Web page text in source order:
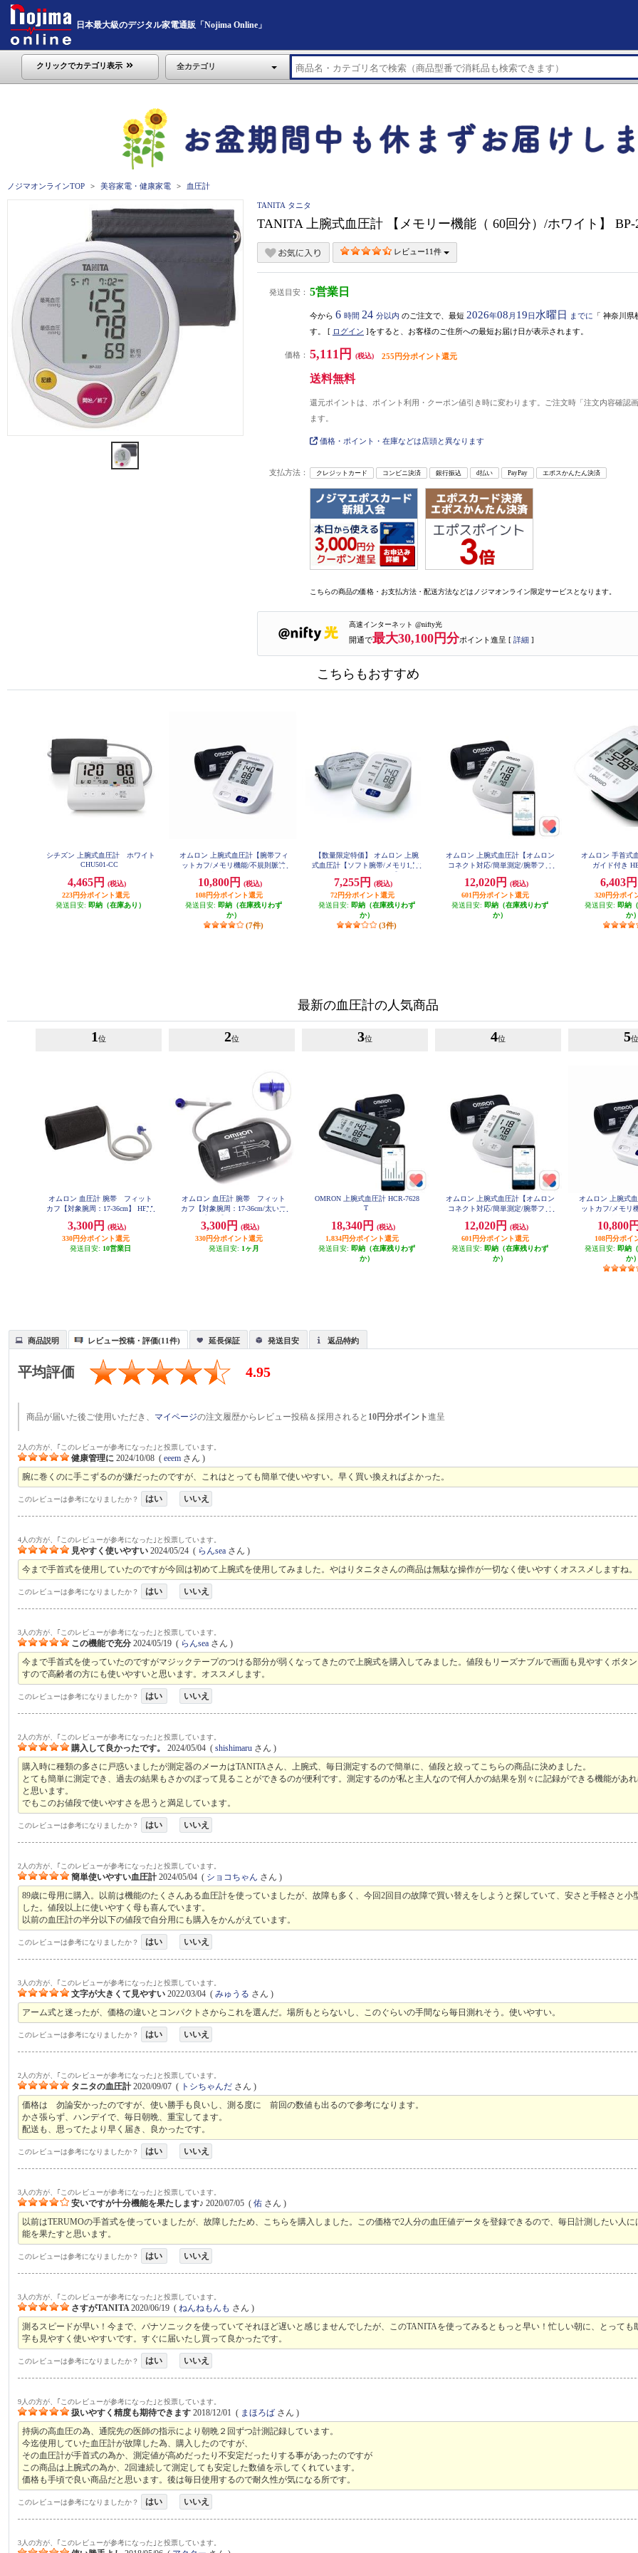
日本最大級のデジタル家電通販「Nojima Online」
クリックでカテゴリ表示 全カテゴリ
ノジマオンラインTOP 美容家電・健康家電 血圧計
TANITA タニタ
TANITA 上腕式血圧計 【メモリー機能（ 60回分）/ホワイト】 BP-
レビュー11件
発送目安： 5営業日
今から 6 時間 24 分以内 のご注文で、最短 2026年08 月 19日 水曜日 までに 「 神奈川県
す。 [ ログイン ]をすると、お客様のご住所への最短お届け日が表示されます。
価格： 5,111円 (税込) 255円分ポイント還元
送料無料
還元ポイントは、ポイント利用・クーポン値引き時に変わります。ご注文時「注文内容確認
ます。
価格・ポイント・在庫などは店頭と異なります
支払方法： クレジットカード コンビニ決済 銀行振込 d払い PayPay エポスかんたん決済
こちらの商品の価格・お支払方法・配送方法などはノジマオンライン限定サービスとなります。
高速インターネット @nifty光
開通で最大30,100円分ポイント進呈 [ 詳細 ]
こちらもおすすめ
シチズン 上腕式血圧計 ホワイト
CHU501-CC
4,465円
(税込)
223円分ポイント還元
発送目安: 即納（在庫あり）
オムロン 上腕式血圧計【腕帯フィ
ットカフ/メモリ機能/不規則脈波
ル】 HCR-7202
10,800円
(税込)
108円分ポイント還元
発送目安: 即納（在庫残りわず
か）
(7件)
【数量限定特価】 オムロン 上腕
式血圧計【ソフト腕帯/メモリ1人×
7127
7,255円
(税込)
72円分ポイント還元
発送目安: 即納（在庫残りわず
か）
(3件)
オムロン 上腕式血圧計【オムロン
コネクト対応/簡単測定/腕帯フィ
ク】 HCR-7308T2
12,020円
(税込)
601円分ポイント還元
発送目安: 即納（在庫残りわず
か）
オムロン 手首式
ガイド付き
6,403円
320円分ポイ
発送目安: 即納
か）
最新の血圧計の人気商品
1 位
オムロン 血圧計 腕帯 フィット
カフ【対象腕周：17-36cm】 HEM-
3,300円
(税込)
330円分ポイント還元
発送目安: 10営業日
2位
オムロン 血圧計 腕帯 フィット
カフ【対象腕周：17-36cm/太いエ
3,300円
(税込)
330円分ポイント還元
発送目安: 1ヶ月
3位
OMRON 上腕式血圧計 HCR-7628
T
18,340円
(税込)
1,834円分ポイント還元
発送目安: 即納（在庫残りわず
か）
4位
オムロン 上腕式血圧計【オムロン
コネクト対応/簡単測定/腕帯フィ
ク】 HCR-7308T2
12,020円
(税込)
601円分ポイント還元
発送目安: 即納（在庫残りわず
か）
5位
オムロン 上腕式
ットカフ/メモリ
ル】
10,800円
108円分ポイ
発送目安: 即納
か）
商品説明 レビュー投稿・評価(11件) 延長保証 発送目安 返品特約
平均評価 4.95
商品が届いた後ご使用いただき、 マイページの注文履歴からレビュー投稿＆採用されると 10円分ポイント進呈
2人の方が、｢このレビューが参考になった｣と投票しています。
健康管理に 2024/10/08 (eeem さん )
腕に巻くのに手こずるのが嫌だったのですが、これはとっても簡単で使いやすい。早く買い換えればよかった。
このレビューは参考になりましたか？ はい いいえ
4人の方が、｢このレビューが参考になった｣と投票しています。
見やすく使いやすい 2024/05/24 ( らんsea さん )
今まで手首式を使用していたのですが今回は初めて上腕式を使用してみました。やはりタニタさんの商品は無駄な操作が一切なく使いやすくオススメしますね。
このレビューは参考になりましたか？ はい いいえ
3人の方が、｢このレビューが参考になった｣と投票しています。
この機能で充分 2024/05/19 ( らんsea さん )
今まで手首式を使っていたのですがマジックテープのつける部分が弱くなってきたので上腕式を購入してみました。値段もリーズナブルで画面も見やすくボタン
すので高齢者の方にも使いやすいと思います。オススメします。
このレビューは参考になりましたか？ はい いいえ
2人の方が、｢このレビューが参考になった｣と投票しています。
購入して良かったです。 2024/05/04 (shishimaru さん )
購入時に種類の多さに戸惑いましたが測定器のメーカはTANITAさん、上腕式、毎日測定するので簡単に、値段と絞ってこちらの商品に決めました。
とても簡単に測定でき、過去の結果もさかのぼって見ることができるのが便利です。測定するのが私と主人なので何人かの結果を別々に記録ができる機能があ
と思います。
でもこのお値段で使いやすさを思うと満足しています。
このレビューは参考になりましたか？ はい いいえ
2人の方が、｢このレビューが参考になった｣と投票しています。
簡単使いやすい血圧計 2024/05/04 ( ショコちゃん さん )
89歳に母用に購入。以前は機能のたくさんある血圧計を使っていましたが、故障も多く、今回2回目の故障で買い替えをしようと探していて、安さと手軽さと小
した。値段以上に使いやすく母も喜んでいます。
以前の血圧計の半分以下の値段で自分用にも購入をかんがえています。
このレビューは参考になりましたか？ はい いいえ
3人の方が、｢このレビューが参考になった｣と投票しています。
文字が大きくて見やすい 2022/03/04 (みゅうる さん )
アーム式と迷ったが、価格の違いとコンパクトさからこれを選んだ。場所もとらないし、このぐらいの手間なら毎日測れそう。使いやすい。
このレビューは参考になりましたか？ はい いいえ
2人の方が、｢このレビューが参考になった｣と投票しています。
タニタの血圧計 2020/09/07 ( トシちゃんだ さん )
価格は 勿論安かったのですが、使い勝手も良いし、測る度に 前回の数値も出るので参考になります。
かさ張らず、ハンデイで、毎日朝晩、重宝してます。
配送も、思ってたより早く届き、良かったです。
このレビューは参考になりましたか？ はい いいえ
3人の方が、｢このレビューが参考になった｣と投票しています。
安いですが十分機能を果たします♪ 2020/07/05 (佑 さん )
以前はTERUMOの手首式を使っていましたが、故障したため、こちらを購入しました。この価格で2人分の血圧値データを登録できるので、毎日計測したい人
能を果たすと思います。
このレビューは参考になりましたか？ はい いいえ
3人の方が、｢このレビューが参考になった｣と投票しています。
さすがTANITA 2020/06/19 (ねんねもんも さん )
測るスピードが早い！今まで、パナソニックを使っていてそれほど遅いと感じませんでしたが、このTANITAを使ってみるともっと早い！忙しい朝に、とっても
字も見やすく使いやすいです。すぐに届いたし買って良かったです。
このレビューは参考になりましたか？ はい いいえ
9人の方が、｢このレビューが参考になった｣と投票しています。
扱いやすく精度も期待できます 2018/12/01 ( まほろば さん )
持病の高血圧の為、通院先の医師の指示により朝晩２回ずつ計測記録しています。
今迄使用していた血圧計が故障した為、購入したのですが、
その血圧計が手首式の為か、測定値が高めだったり不安定だったりする事があったのですが
この商品は上腕式の為か、2回連続して測定しても安定した数値を示してくれています。
価格も手頃で良い商品だと思います。後は毎日使用するので耐久性が気になる所です。
このレビューは参考になりましたか？ はい いいえ
3人の方が、｢このレビューが参考になった｣と投票しています。